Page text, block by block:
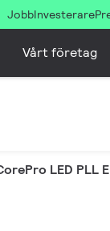
JobbInvesterare
Vårt företag
LED PLL